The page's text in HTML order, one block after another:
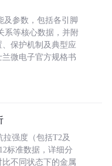
及参数，包括各引脚
系等核心数据，并附
保护机制及典型应
微电子官方规格书
强度（包括T2及
标准数据，详细分
不同状态下的金属